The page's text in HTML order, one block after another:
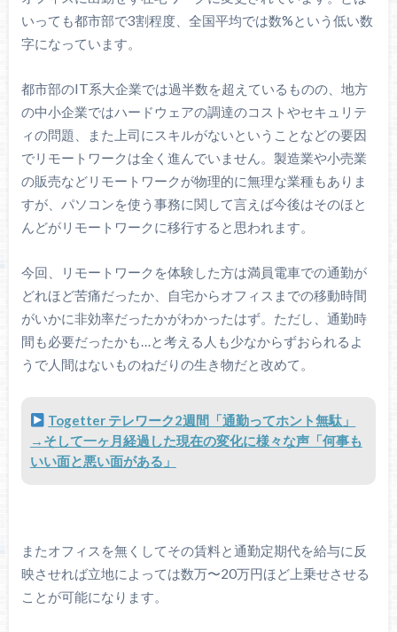
いっても都市部で3割程度、全国平均では数%という低い数
字になっています。
都市部のIT系大企業では過半数を超えているものの、地方
の中小企業ではハードウェアの調達のコストやセキュリテ
ィの問題、また上司にスキルがないということなどの要因
でリモートワークは全く進んでいません。製造業や小売業
の販売などリモートワークが物理的に無理な業種もありま
すが、パソコンを使う事務に関して言えば今後はそのほと
んどがリモートワークに移行すると思われます。
今回、リモートワークを体験した方は満員電車での通勤が
どれほど苦痛だったか、自宅からオフィスまでの移動時間
がいかに非効率だったかがわかったはず。ただし、通勤時
間も必要だったかも…と考える人も少なからずおられるよ
うで人間はないものねだりの生き物だと改めて。
Togetter テレワーク2週間「通勤ってホント無駄」
→そして一ヶ月経過した現在の変化に様々な声「何事も
いい面と悪い面がある」
またオフィスを無くしてその賃料と通勤定期代を給与に反
映させれば立地によっては数万〜20万円ほど上乗せさせる
ことが可能になります。